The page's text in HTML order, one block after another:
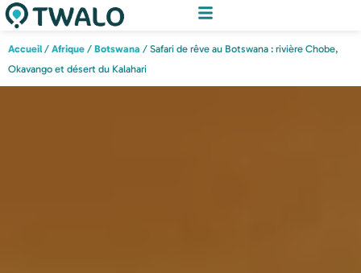
Accueil/ Afrique / Botswana / Safari de rêve au Botswana : rivière Chobe,
Okavango et désert du Kalahari